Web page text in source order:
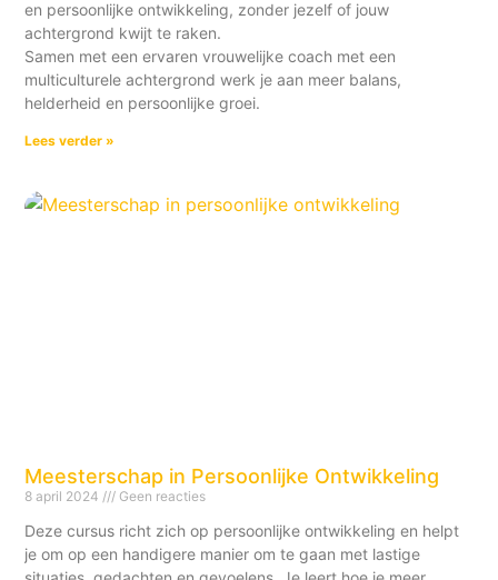
en persoonlijke ontwikkeling, zonder jezelf of jouw
achtergrond kwijt te raken.
Samen met een ervaren vrouwelijke coach met een
multiculturele achtergrond werk je aan meer balans,
helderheid en persoonlijke groei.
Lees verder »
Meesterschap in Persoonlijke Ontwikkeling
8 april 2024 Geen reacties
Deze cursus richt zich op persoonlijke ontwikkeling en helpt
je om op een handigere manier om te gaan met lastige